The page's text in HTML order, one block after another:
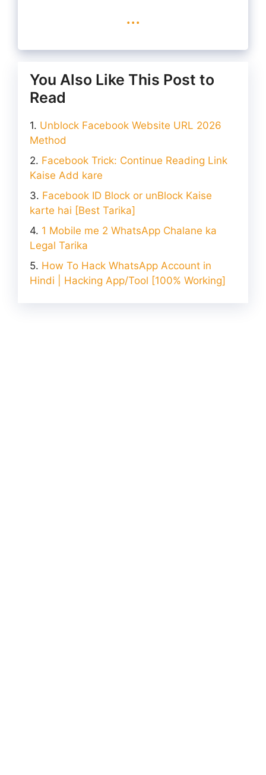
...
You Also Like This Post to
Read
Unblock Facebook Website URL 2026
Method
Facebook Trick: Continue Reading Link
Kaise Add kare
Facebook ID Block or unBlock Kaise
karte hai [Best Tarika]
1 Mobile me 2 WhatsApp Chalane ka
Legal Tarika
How To Hack WhatsApp Account in
Hindi | Hacking App/Tool [100% Working]